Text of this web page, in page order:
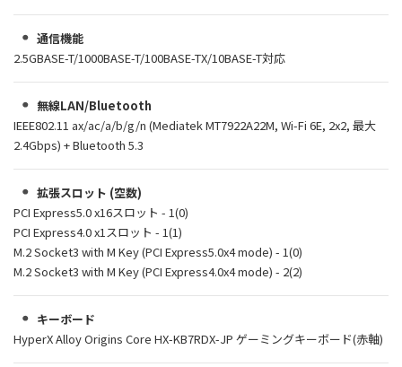
通信機能
2.5GBASE-T/1000BASE-T/100BASE-TX/10BASE-T対応
無線LAN/Bluetooth
IEEE802.11 ax/ac/a/b/g/n (Mediatek MT7922A22M, Wi-Fi 6E, 2x2, 最大
2.4Gbps) + Bluetooth 5.3
拡張スロット (空数)
PCI Express5.0 x16スロット - 1(0)
PCI Express4.0 x1スロット - 1(1)
M.2 Socket3 with M Key (PCI Express5.0x4 mode) - 1(0)
M.2 Socket3 with M Key (PCI Express4.0x4 mode) - 2(2)
キーボード
HyperX Alloy Origins Core HX-KB7RDX-JP ゲーミングキーボード(赤軸)